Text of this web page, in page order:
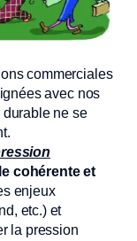
commerciales
avec nos
ne se
cohérente et
enjeux
etc.) et
la pression